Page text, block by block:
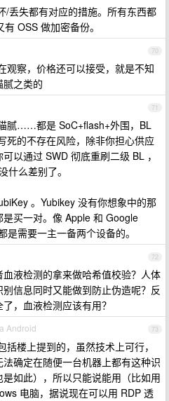
/丢失都有对应的措施。所有东西都
OSS 做加密备份。
70
观察，价格还可以接受，就是不知
之类的
71
腻……都是 SoC+flash+外围，BL
死的不存在风险，除非你担心供应
以通过 SWD 彻底重刷二级 BL ，
什么差别了。
。Yubikey 没有你想象中的那
买一对。像 Apple 和 Google
需要一主一备两个设备的。
72
液检测的拿来做哈希值校验？人体
信息同时又能做到防止伪造呢？反
，血液检测应该有用？
73
Android
楼上提到的，虽然技术上可行，
确定在随便一台机器上都有这种识
如此），所以只能说能用（比如用
电脑，据说现在可以用 RDP 透